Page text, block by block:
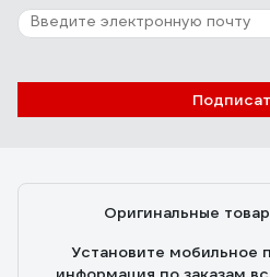
подъем 194-372 мм MASTER 50754
Сергей Мякотин
штока, нормальная покраска.
Оригинальные
Установите мобильное